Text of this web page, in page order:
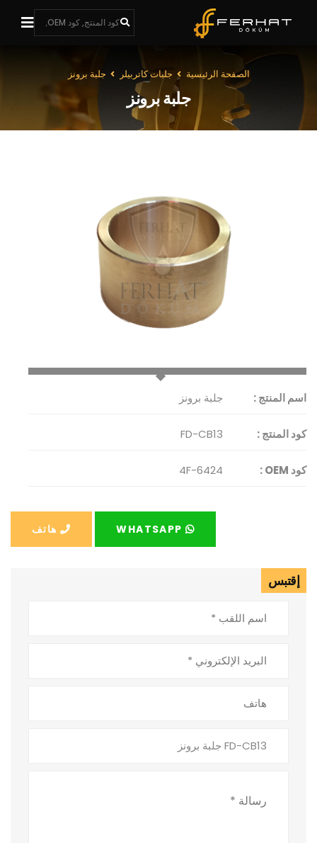
الصفحة الرئيسية جلبات كاتربيلر جلبة برونز
جلبة برونز
اسم المنتج : جلبة برونز
كود المنتج : FD-CB13
كود OEM : 4F-6424
WHATSAPP هاتف
إقتبس